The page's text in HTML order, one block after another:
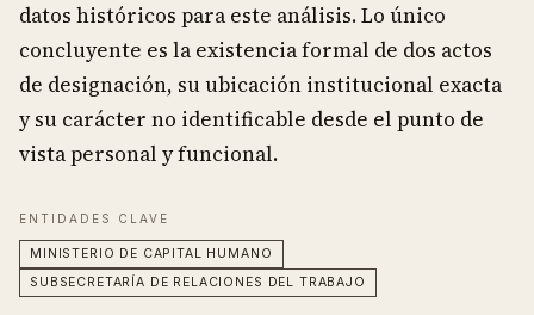
datos históricos para este análisis. Lo único
concluyente es la existencia formal de dos actos
de designación, su ubicación institucional exacta
y su carácter no identificable desde el punto de
vista personal y funcional.
ENTIDADES CLAVE
MINISTERIO DE CAPITAL HUMANO
SUBSECRETARÍA DE RELACIONES DEL TRABAJO